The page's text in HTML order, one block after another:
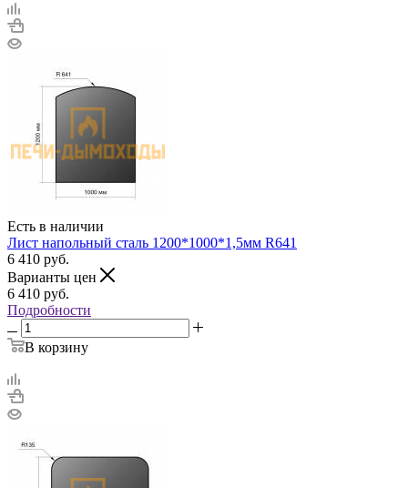
Есть в наличии
Лист напольный сталь 1200*1000*1,5мм R641
6 410 руб.
Варианты цен
6 410 руб.
Подробности
В корзину